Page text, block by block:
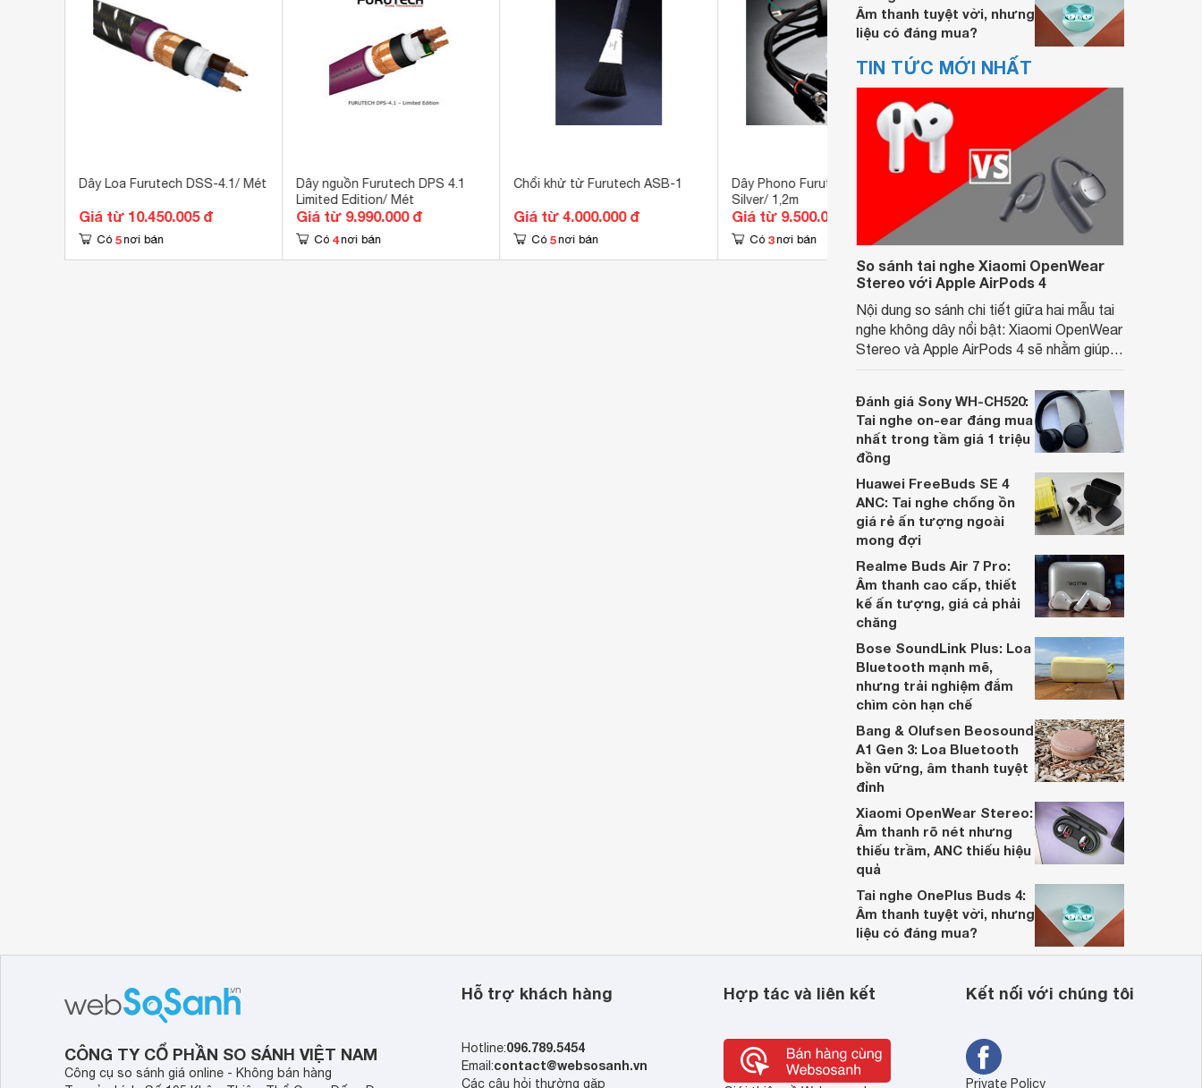
Dây Loa Furutech DSS-4.1/ Mét
Giá từ 10.450.005 đ
Có 5 nơi bán
Dây nguồn Furutech DPS 4.1
Limited Edition/ Mét
Giá từ 9.990.000 đ
Có 4 nơi bán
Chổi khử từ Furutech ASB-1
Giá từ 4.000.000 đ
Có 5 nơi bán
Dây Phono Furutech AG 12
Silver/ 1,2m
Giá từ 9.500.000 đ
Có 3 nơi bán
Đầu zắc Furutech Fi-8.1 NCF
Giá từ 1.072.500 đ
Âm thanh tuyệt vời, nhưng
liệu có đáng mua?
TIN TỨC MỚI NHẤT
So sánh tai nghe Xiaomi OpenWear
Stereo với Apple AirPods 4
Nội dung so sánh chi tiết giữa hai mẫu tai
nghe không dây nổi bật: Xiaomi OpenWear
Stereo và Apple AirPods 4 sẽ nhằm giúp
dựa trên nhu cầu và sở thích cá nhân. Cả
hai đều là sản phẩm chất lượng cao,
nhưng hướng tới đối tượng khách hàng
khác nhau.
Đánh giá Sony WH-CH520:
Tai nghe on-ear đáng mua
nhất trong tầm giá 1 triệu
đồng
Huawei FreeBuds SE 4
ANC: Tai nghe chống ồn
giá rẻ ấn tượng ngoài
mong đợi
Realme Buds Air 7 Pro:
Âm thanh cao cấp, thiết
kế ấn tượng, giá cả phải
chăng
Bose SoundLink Plus: Loa
Bluetooth mạnh mẽ,
nhưng trải nghiệm đắm
chìm còn hạn chế
Bang & Olufsen Beosound
A1 Gen 3: Loa Bluetooth
bền vững, âm thanh tuyệt
đỉnh
Xiaomi OpenWear Stereo:
Âm thanh rõ nét nhưng
thiếu trầm, ANC thiếu hiệu
quả
Tai nghe OnePlus Buds 4:
Âm thanh tuyệt vời, nhưng
liệu có đáng mua?
CÔNG TY CỔ PHẦN SO SÁNH VIỆT NAM
Công cụ so sánh giá online - Không bán hàng
Hỗ trợ khách hàng
Hotline:096.789.5454
Email:contact@websosanh.vn
Các câu hỏi thường gặp
Hợp tác và liên kết Kết nối với chúng tôi
Private Policy